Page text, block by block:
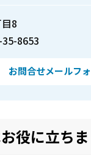
8
8653
お問合せメールフ
役に立ち